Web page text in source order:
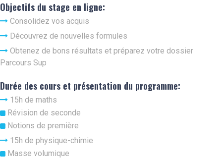
Objectifs du stage en ligne:
Consolidez vos acquis
Découvrez de nouvelles formules
Obtenez de bons résultats et préparez votre dossier
Parcours Sup
Durée des cours et présentation du programme:
15h de maths
Révision de seconde
Notions de première
15h de physique-chimie
Masse volumique